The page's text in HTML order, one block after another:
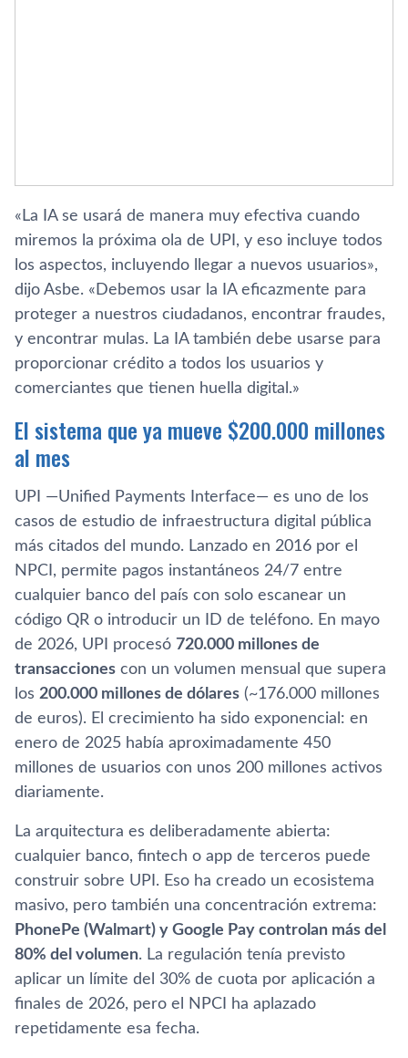
«La IA se usará de manera muy efectiva cuando
miremos la próxima ola de UPI, y eso incluye todos
los aspectos, incluyendo llegar a nuevos usuarios»,
dijo Asbe. «Debemos usar la IA eficazmente para
proteger a nuestros ciudadanos, encontrar fraudes,
y encontrar mulas. La IA también debe usarse para
proporcionar crédito a todos los usuarios y
comerciantes que tienen huella digital.»
El sistema que ya mueve $200.000 millones
al mes
UPI —Unified Payments Interface— es uno de los
casos de estudio de infraestructura digital pública
más citados del mundo. Lanzado en 2016 por el
NPCI, permite pagos instantáneos 24/7 entre
cualquier banco del país con solo escanear un
código QR o introducir un ID de teléfono. En mayo
de 2026, UPI procesó 720.000 millones de
transacciones con un volumen mensual que supera
los 200.000 millones de dólares (~176.000 millones
de euros). El crecimiento ha sido exponencial: en
enero de 2025 había aproximadamente 450
millones de usuarios con unos 200 millones activos
diariamente.
La arquitectura es deliberadamente abierta:
cualquier banco, fintech o app de terceros puede
construir sobre UPI. Eso ha creado un ecosistema
masivo, pero también una concentración extrema:
PhonePe (Walmart) y Google Pay controlan más del
80% del volumen. La regulación tenía previsto
aplicar un límite del 30% de cuota por aplicación a
finales de 2026, pero el NPCI ha aplazado
repetidamente esa fecha.